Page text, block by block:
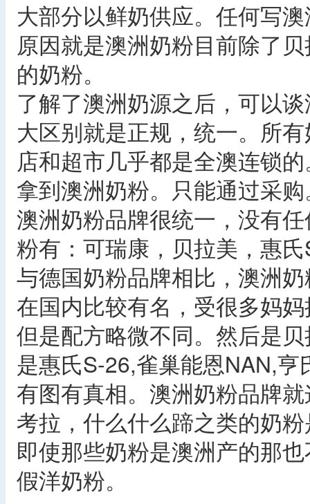
大部分以鲜奶供应。任何写
原因就是澳洲奶粉目前除了
的奶粉。
了解了澳洲奶源之后，可以
大区别就是正规，统一。所
店和超市几乎都是全澳连锁
拿到澳洲奶粉。只能通过采
澳洲奶粉品牌很统一，没有
粉有：可瑞康，贝拉美，惠
与德国奶粉品牌相比，澳洲
在国内比较有名，受很多妈
但是配方略微不同。然后是
是惠氏S-26,雀巢能恩NAN,亨
有图有真相。澳洲奶粉品牌
考拉，什么什么蹄之类的奶
即使那些奶粉是澳洲产的那
假洋奶粉。